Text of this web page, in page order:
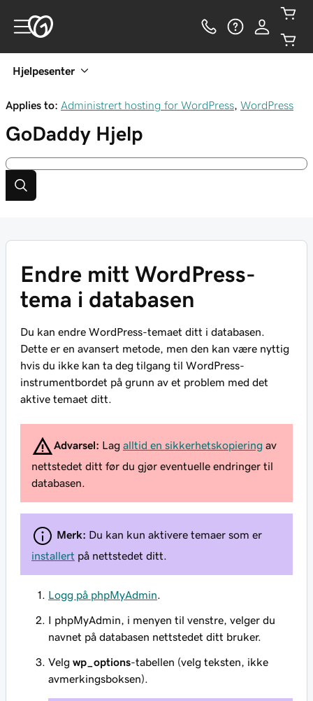
Hjelpesenter
Applies to: Administrert hosting for WordPress WordPress
GoDaddy Hjelp
Endre mitt WordPress-
tema i databasen
Du kan endre WordPress-temaet ditt i databasen.
Dette er en avansert metode, men den kan være nyttig
hvis du ikke kan ta deg tilgang til WordPress-
instrumentbordet på grunn av et problem med det
aktive temaet ditt.
Advarsel: Lag alltid en sikkerhetskopiering av
nettstedet ditt før du gjør eventuelle endringer til
databasen.
Merk: Du kan kun aktivere temaer som er
installert på nettstedet ditt.
Logg på phpMyAdmin
I phpMyAdmin, i menyen til venstre, velger du
navnet på databasen nettstedet ditt bruker.
Velg wp_options-tabellen (velg teksten, ikke
avmerkingsboksen).